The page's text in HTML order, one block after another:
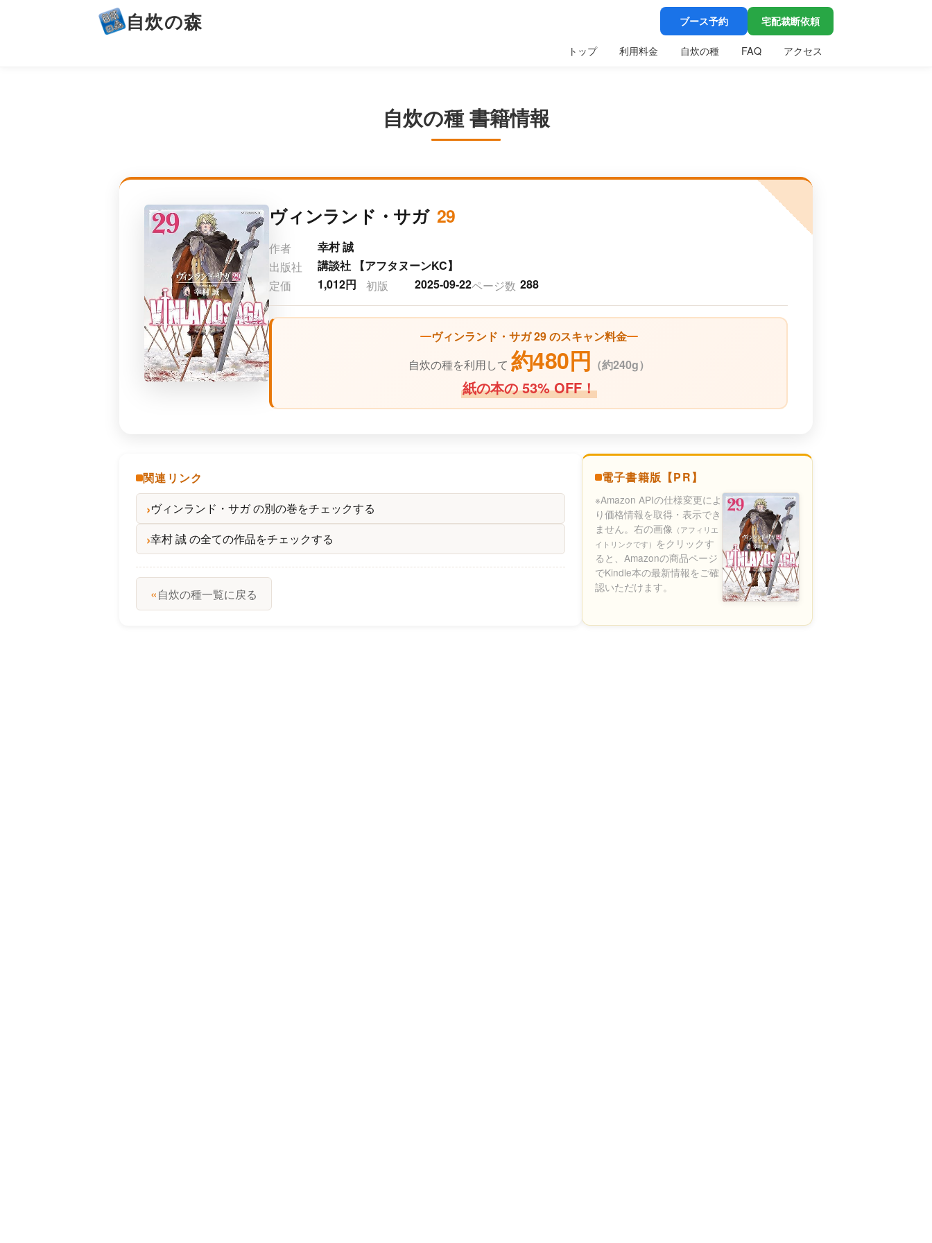
自炊の森 ブース予約 宅配裁断依頼
トップ 利用料金 自炊の種 FAQ アクセス
自炊の種 書籍情報
ヴィンランド・サガ 29
作者
幸村 誠
出版社
講談社 【アフタヌーンKC】
定価
1,012円 初版 2025-09-22ページ数 288
ヴィンランド・サガ 29 のスキャン料金
自炊の種を利用して約480円 （約240g）
紙の本の 53% OFF！
関連リンク
ヴィンランド・サガ の別の巻をチェックする
幸村 誠 の全ての作品をチェックする
«自炊の種一覧に戻る
電子書籍版【PR】
※Amazon APIの仕様変更によ
り価格情報を取得・表示でき
ません。右の画像 （アフィリエ
イトリンクです） をクリックす
ると、Amazonの商品ページ
でKindle本の最新情報をご確
認いただけます。